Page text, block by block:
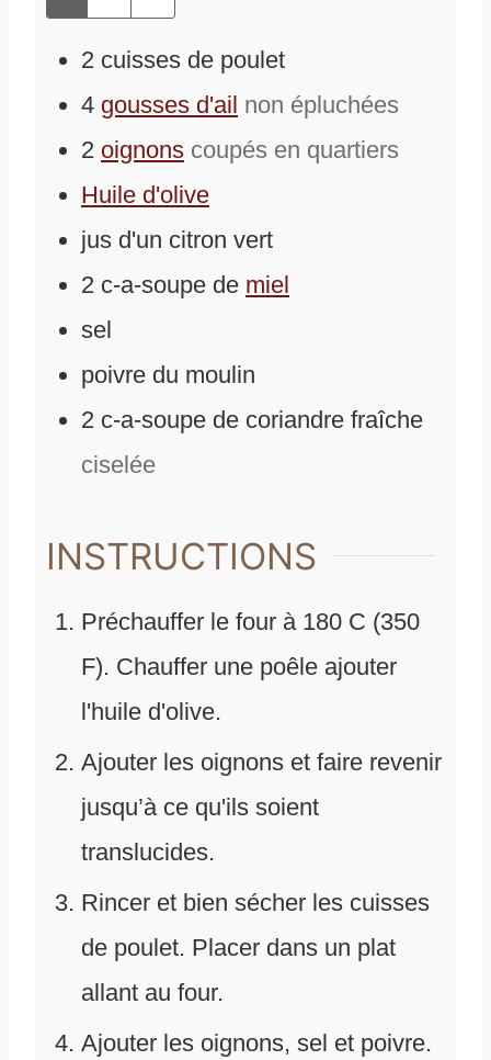
2 cuisses de poulet
4 gousses d'ail non épluchées
2 oignons coupés en quartiers
Huile d'olive
jus d'un citron vert
2 c-a-soupe de miel
sel
poivre du moulin
2 c-a-soupe de coriandre fraîche
ciselée
INSTRUCTIONS
Préchauffer le four à 180 C (350
F). Chauffer une poêle ajouter
l'huile d'olive.
Ajouter les oignons et faire revenir
jusqu’à ce qu'ils soient
translucides.
Rincer et bien sécher les cuisses
de poulet. Placer dans un plat
allant au four.
Ajouter les oignons, sel et poivre.